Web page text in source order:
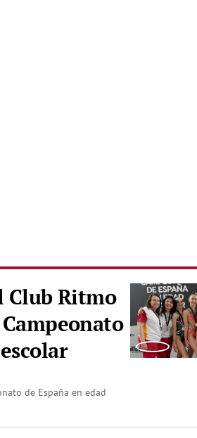
Club Ritmo
de España en edad